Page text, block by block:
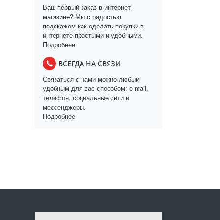
Ваш первый заказ в интернет-
магазине? Мы с радостью
подскажем как сделать покупки в
интернете простыми и удобными.
Подробнее
ВСЕГДА НА СВЯЗИ
Связаться с нами можно любым
удобным для вас способом: e-mail,
телефон, социальные сети и
мессенджеры.
Подробнее